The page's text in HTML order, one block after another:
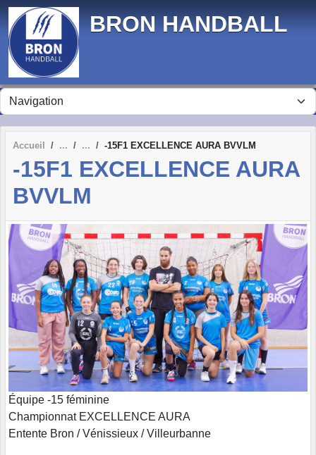
BRON HANDBALL
Accueil -15F1 EXCELLENCE AURA BVVLM
-15F1 EXCELLENCE AURA
BVVLM
Équipe -15 féminine
Championnat EXCELLENCE AURA
Entente Bron / Vénissieux / Villeurbanne
Panneau de gestion des cookies